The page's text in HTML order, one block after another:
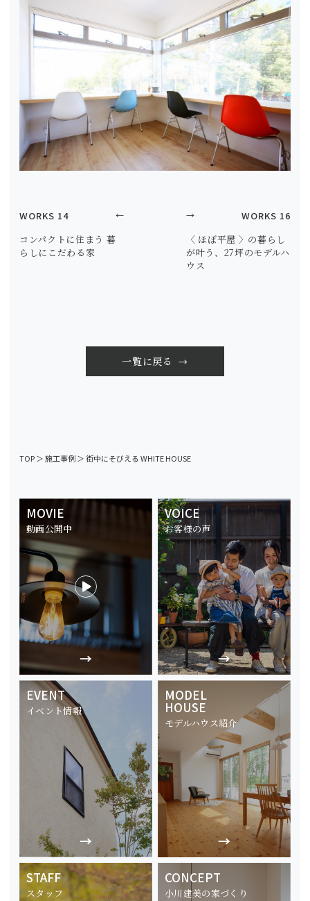
WORKS 14
コンパクトに住まう 暮
らしにこだわる家
←
一覧に戻る
WORKS 16
〈 ほぼ平屋 〉の暮らし
が叶う、27坪のモデルハ
ウス
→
TOP＞施工事例＞街中にそびえる WHITE HOUSE
MOVIE
動画公開中
VOICE
お客様の声
EVENT
イベント情報
MODEL
HOUSE
モデルハウス紹介
STAFF
スタッフ
CONCEPT
小川建美の家づくり